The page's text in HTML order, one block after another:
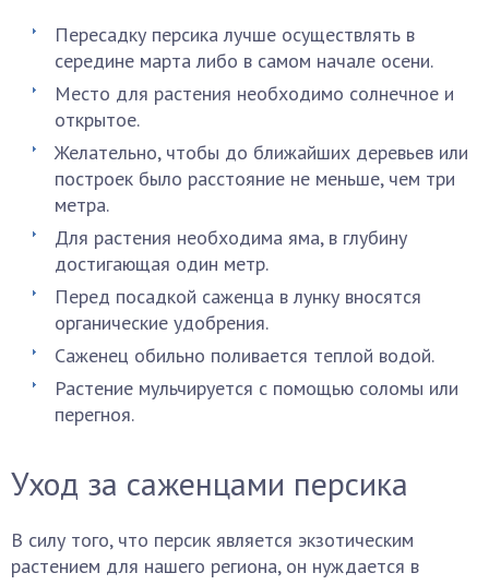
Пересадку персика лучше осуществлять в
середине марта либо в самом начале осени.
Место для растения необходимо солнечное и
открытое.
Желательно, чтобы до ближайших деревьев или
построек было расстояние не меньше, чем три
метра.
Для растения необходима яма, в глубину
достигающая один метр.
Перед посадкой саженца в лунку вносятся
органические удобрения.
Саженец обильно поливается теплой водой.
Растение мульчируется с помощью соломы или
перегноя.
Уход за саженцами персика
В силу того, что персик является экзотическим
растением для нашего региона, он нуждается в